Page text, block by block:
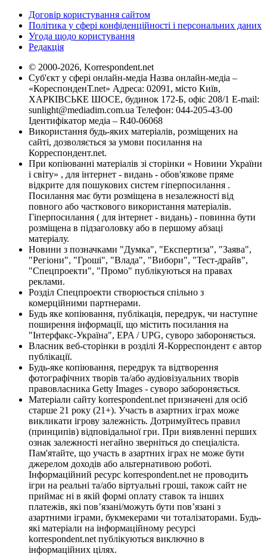
Договір користування сайтом
Політика у сфері конфіденційності і персональних даних
Угода щодо користування
Редакція
© 2000-2026, Korrespondent.net
Суб'єкт у сфері онлайн-медіа Назва онлайн-медіа –
«КореспонденТ.net» Адреса: 02091, місто Київ,
ХАРКІВСЬКЕ ШОСЕ, будинок 172-Б, офіс 208/1 E-mail:
sunlight@mediadim.com.ua Телефон: 044-205-43-00
Ідентифікатор медіа – R40-06068
Використання будь-яких матеріалів, розміщених на
сайті, дозволяється за умови посилання на
Корреспондент.net.
При копіюванні матеріалів зі сторінки « Новини України
і світу» , для інтернет - видань - обов'язкове пряме
відкрите для пошукових систем гіперпосилання .
Посилання має бути розміщена в незалежності від
повного або часткового використання матеріалів.
Гіперпосилання ( для інтернет - видань) - повинна бути
розміщена в підзаголовку або в першому абзаці
матеріалу.
Новини з позначками "Думка", "Експертиза", "Заява",
"Регіони", "Гроші", "Влада", "Вибори", "Тест-драйв",
"Спецпроекти", "Промо" публікуються на правах
реклами.
Розділ Спецпроекти створюється спільно з
комерційними партнерами.
Будь яке копіювання, публікація, передрук, чи наступне
поширення інформації, що містить посилання на
"Інтерфакс-Україна", EPA / UPG, суворо забороняється.
Власник веб-сторінки в розділі Я-Корреспондент є автор
публікації.
Будь-яке копіювання, передрук та відтворення
фотографічних творів та/або аудіовізуальних творів
правовласника Getty Images - суворо забороняється.
Матеріали сайту korrespondent.net призначені для осіб
старше 21 року (21+). Участь в азартних іграх може
викликати ігрову залежність. Дотримуйтесь правил
(принципів) відповідальної гри. При виявленні перших
ознак залежності негайно зверніться до спеціаліста.
Пам'ятайте, що участь в азартних іграх не може бути
джерелом доходів або альтернативою роботі.
Інформаційний ресурс korrespondent.net не проводить
ігри на реальні та/або віртуальні гроші, також сайт не
приймає ні в якій формі оплату ставок та інших
платежів, які пов’язані/можуть бути пов’язані з
азартними іграми, букмекерами чи тоталізаторами. Будь-
які матеріали на інформаційному ресурсі
korrespondent.net публікуються виключно в
інформаційних цілях.